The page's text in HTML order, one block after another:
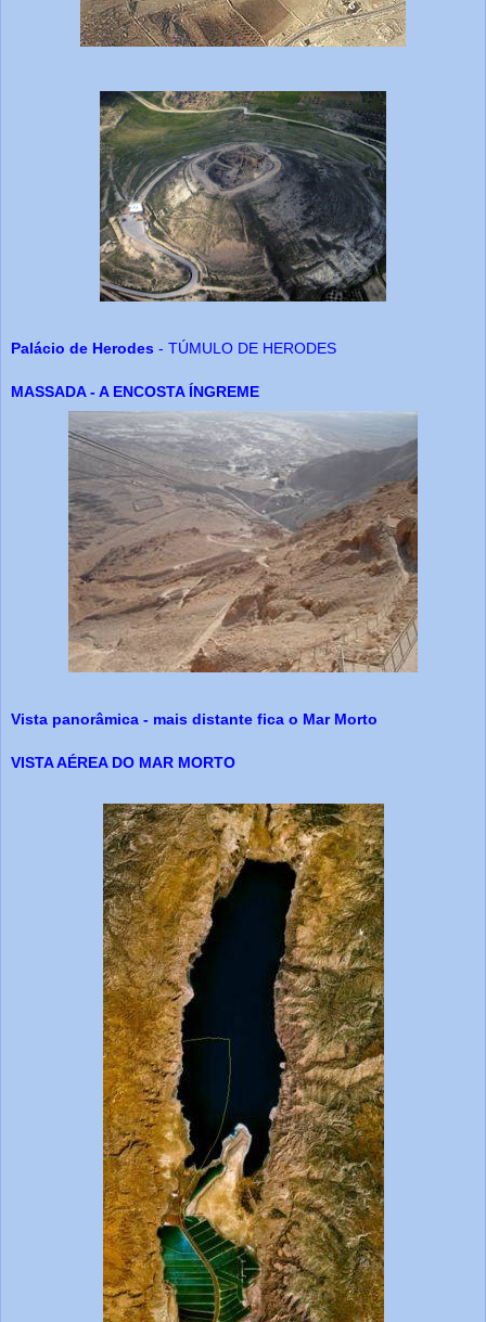
Palácio de Herodes - TÚMULO DE HERODES
MASSADA - A ENCOSTA ÍNGREME
Vista panorâmica - mais distante fica o Mar Morto
VISTA AÉREA DO MAR MORTO